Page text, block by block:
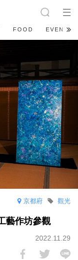
FOOD EVENT
京都府 觀光
藝作坊參觀
2022.11.29